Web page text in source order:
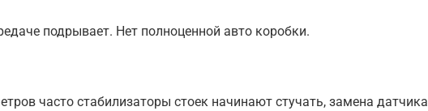
подрывает. Нет полноценной авто коробки.
часто стабилизаторы стоек начинают стучать, замена датчика